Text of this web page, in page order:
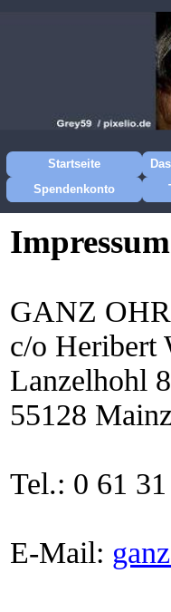
Startseite
Spendenkonto
GANZ
c/o Heribert
Lanzelhohl 8
55128 Mainz
Tel.: 0 61
E-Mail: